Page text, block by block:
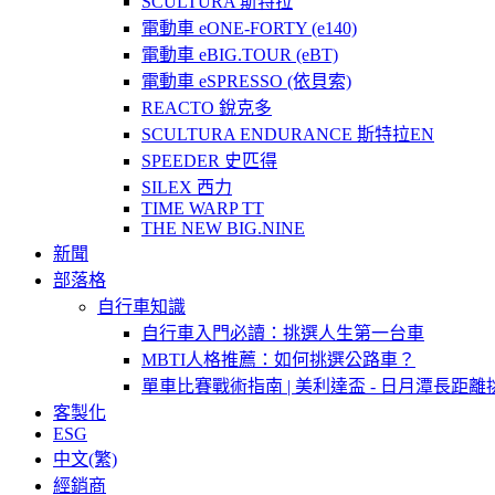
電動車 eONE-FORTY (e140)
電動車 eBIG.TOUR (eBT)
電動車 eSPRESSO (依貝索)
REACTO 銳克多
SCULTURA ENDURANCE 斯特拉EN
SPEEDER 史匹得
SILEX 西力
TIME WARP TT
THE NEW BIG.NINE
新聞
部落格
自行車知識
自行車入門必讀：挑選人生第一台車
MBTI人格推薦：如何挑選公路車？
單車比賽戰術指南 | 美利達盃 - 日月潭長距離
客製化
ESG
中文(繁)
經銷商